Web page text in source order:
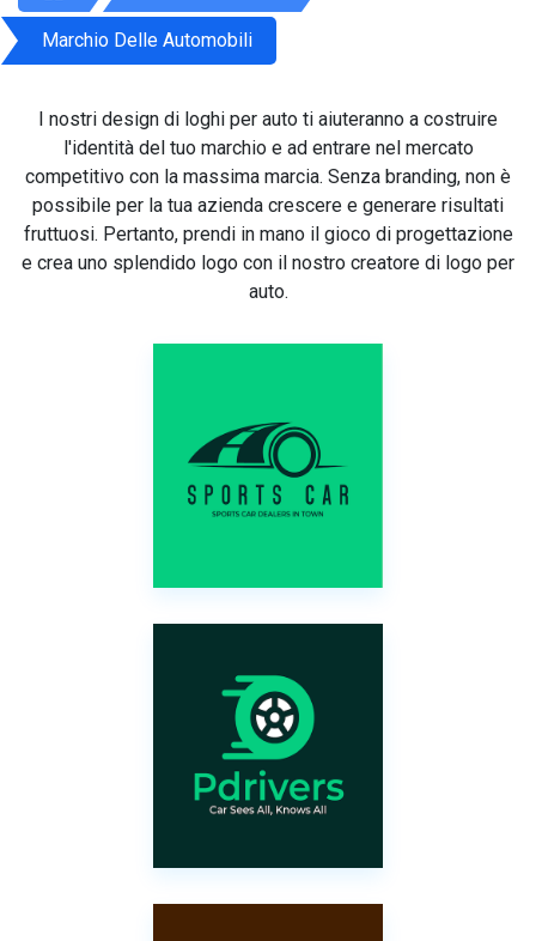
Marchio Delle Automobili
I nostri design di loghi per auto ti aiuteranno a costruire
l'identità del tuo marchio e ad entrare nel mercato
competitivo con la massima marcia. Senza branding, non è
possibile per la tua azienda crescere e generare risultati
fruttuosi. Pertanto, prendi in mano il gioco di progettazione
e crea uno splendido logo con il nostro creatore di logo per
auto.